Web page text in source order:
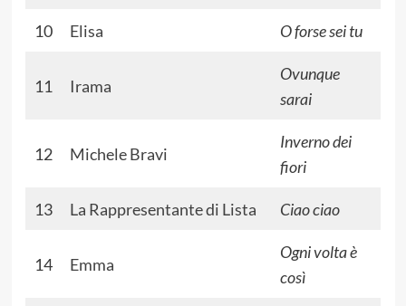
10 Elisa O forse sei tu
11 Irama
Ovunque
sarai
12 Michele Bravi
Inverno dei
fiori
13 La Rappresentante di Lista Ciao ciao
14 Emma
Ogni volta è
così